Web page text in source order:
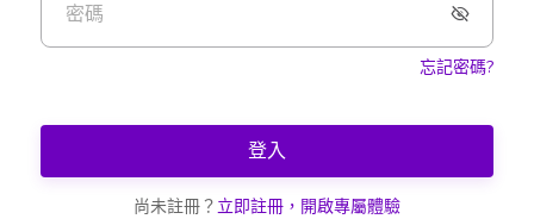
忘記密碼?
登入
尚未註冊？立即註冊，開啟專屬體驗